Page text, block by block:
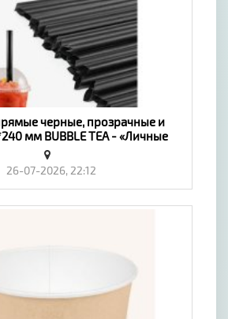
черные, прозрачные и
мм BUBBLE TEA - «Личные
вещи»
26-07-2026, 22:12